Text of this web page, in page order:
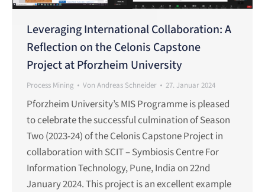
Leveraging International Collaboration: A
Reflection on the Celonis Capstone
Project at Pforzheim University
Process Mining Von Andreas Schneider 27. Januar 2024
Pforzheim University’s MIS Programme is pleased
to celebrate the successful culmination of Season
Two (2023-24) of the Celonis Capstone Project in
collaboration with SCIT – Symbiosis Centre For
Information Technology, Pune, India on 22nd
January 2024. This project is an excellent example